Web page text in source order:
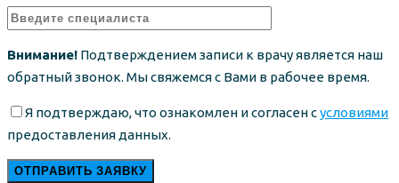
Внимание! Подтверждением записи к врачу является наш
обратный звонок. Мы свяжемся с Вами в рабочее время.
Я подтверждаю, что ознакомлен и согласен сусловиями
предоставления данных.